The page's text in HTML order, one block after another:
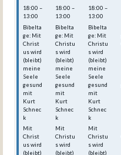
18:00 –
13:00
Bibelta
ge: Mit
Christ
us wird
(bleibt)
meine
Seele
gesund
mit
Kurt
Schnec
k
Mit
Christ
us wird
(bleibt)
18:00 –
13:00
Bibelta
ge: Mit
Christu
s wird
(bleibt)
meine
Seele
gesund
mit
Kurt
Schnec
k
Mit
Christu
s wird
(bleibt)
18:00 –
13:00
Bibelta
ge: Mit
Christu
s wird
(bleibt)
meine
Seele
gesund
mit
Kurt
Schnec
k
Mit
Christu
s wird
(bleibt)